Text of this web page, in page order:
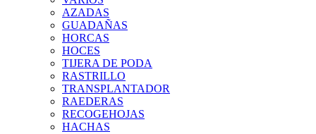
AZADAS
GUADAÑAS
HORCAS
HOCES
TIJERA DE PODA
RASTRILLO
TRANSPLANTADOR
RAEDERAS
RECOGEHOJAS
HACHAS